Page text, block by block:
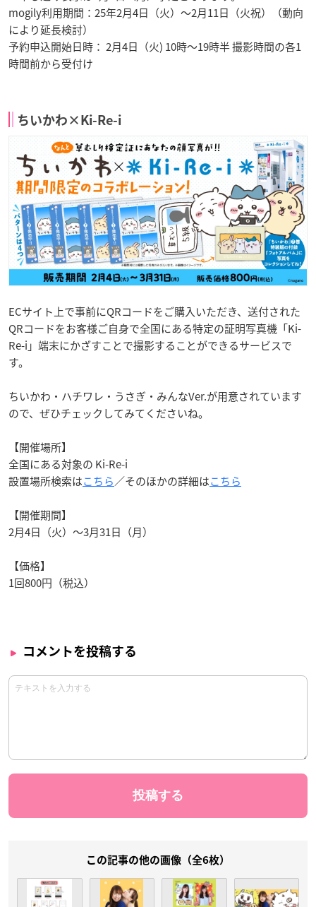
mogily利用期間：25年2月4日（火）～2月11日（火祝）（動向
により延長検討）
予約申込開始日時： 2月4日（火) 10時～19時半 撮影時間の各1
時間前から受付け
ちいかわ×Ki-Re-i
ECサイト上で事前にQRコードをご購入いただき、送付された
QRコードをお客様ご自身で全国にある特定の証明写真機「Ki-
Re-i」端末にかざすことで撮影することができるサービスで
す。
ちいかわ・ハチワレ・うさぎ・みんなVer.が用意されています
ので、ぜひチェックしてみてくださいね。
【開催場所】
全国にある対象の Ki-Re-i
設置場所検索はこちら／そのほかの詳細はこちら
【開催期間】
2月4日（火）～3月31日（月）
【価格】
1回800円（税込）
コメントを投稿する
この記事の他の画像（全6枚）